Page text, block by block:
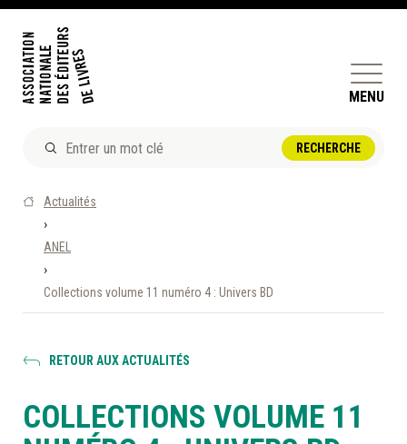
MENU
DOSSIERS ET ENJEUX
ÊTRE ÉDITEUR·TRICE
PERFECTIONNEMENT
ET SERVICES AUX MEMBRES
RÉPERTOIRE DES MEMBRES
Actualités
›
ANEL
›
Collections volume 11 numéro 4 : Univers BD
RETOUR AUX ACTUALITÉS
COLLECTIONS VOLUME 11